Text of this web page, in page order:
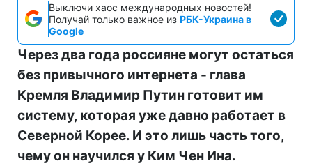
Выключи хаос международных новостей!
Получай только важное из РБК-Украина в
Google
Через два года россияне могут остаться
без привычного интернета - глава
Кремля Владимир Путин готовит им
систему, которая уже давно работает в
Северной Корее. И это лишь часть того,
чему он научился у Ким Чен Ина.